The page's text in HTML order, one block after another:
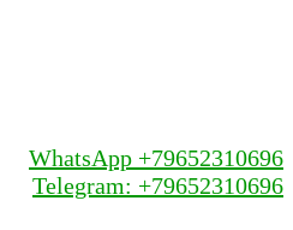
WhatsApp +79652310696
Telegram: +79652310696